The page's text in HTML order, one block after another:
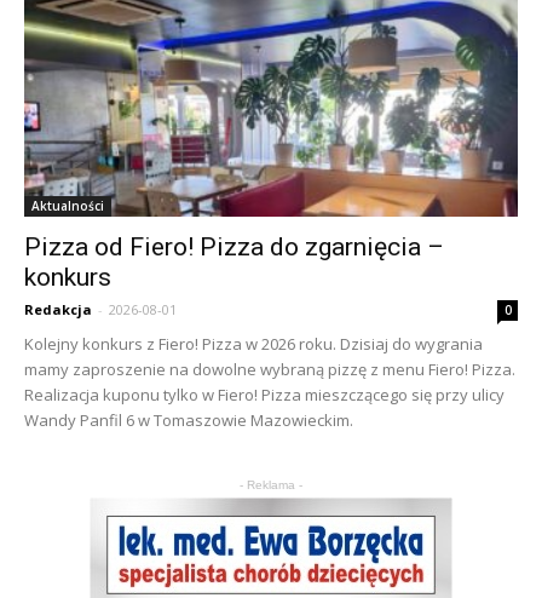
Aktualności
Pizza od Fiero! Pizza do zgarnięcia –
konkurs
Redakcja - 2026-08-01 0
Kolejny konkurs z Fiero! Pizza w 2026 roku. Dzisiaj do wygrania
mamy zaproszenie na dowolne wybraną pizzę z menu Fiero! Pizza.
Realizacja kuponu tylko w Fiero! Pizza mieszczącego się przy ulicy
Wandy Panfil 6 w Tomaszowie Mazowieckim.
- Reklama -